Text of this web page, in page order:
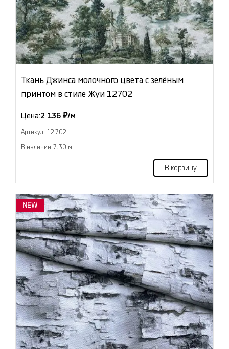
Ткань Джинса молочного цвета с зелёным
принтом в стиле Жуи 12702
Цена:2 136 ₽/м
Артикул: 12702
В наличии 7.30 м
В корзину
NEW